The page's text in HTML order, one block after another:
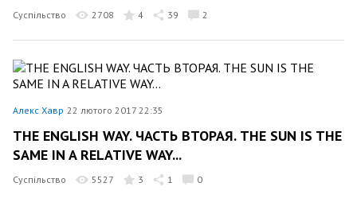
Суспільство 2708 4 39 2
Алекс Хавр 22 лютого 2017 22:35
THE ENGLISH WAY. ЧАСТЬ ВТОРАЯ. THE SUN IS THE
SAME IN A RELATIVE WAY...
Суспільство 5527 3 1 0